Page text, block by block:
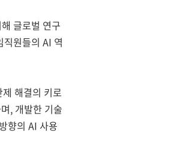
글로벌 연구
원들의 AI 역
해결의 키로
, 개발한 기술
향의 AI 사용